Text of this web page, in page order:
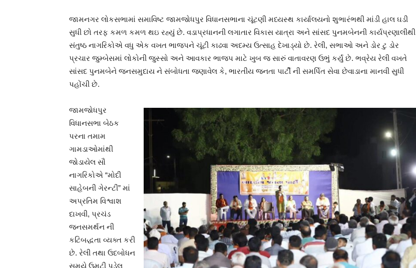
જામનગર લોકસભામાં સમાવિષ્ટ જામજોધપુર વિધાનસભાના ચૂંટણી મધ્યસ્થ કાર્યાલયનો શુભારંભથી માંડી હાલ ઘડી
સુધી છો તરફ કમળ કમળ થઇ રહ્યું છે. વડાપ્રધાનની લગાતાર વિકાસ યાત્રા અને સાંસદ પુનમબેનની કાર્યપ્રણાલીથી
સંતુષ્ઠ નાગરિકોએ વધુ એક વખત ભાજપને ચૂંટી કાઢવા અદમ્ય ઉત્સાહ દેખાડ્યો છે. રેલી, સભાઓ અને ડોર ટુ ડોર
પ્રચાર જુમ્બેસમાં લોકોની જુસ્સો અને આવકાર ભાજપ માટે ખુબ જ સારું વાતાવરણ ઉભું કર્યું છે. ભવ્રેય રેલી વખતે
સાંસદ પુનમબેને જનસમુદાય ને સંબોધતા જણાવેલ કે, ભારતીય જનતા પાર્ટી ની સમર્પિત સેવા છેવાડાના માનવી સુધી
પહોંચી છે.
જામજોધપુર
વિધાનસભા બેઠક
પરના તમામ
ગામડાઓમાંથી
જોડાયેલ સૌ
નાગરિકોએ “મોદી
સાહેબની ગેરન્ટી” માં
અપ્રતિમ વિશ્વાશ
દાખવી, પ્રચંડ
જનસમર્થન ની
કટિબદ્ધતા વ્યક્ત કરી
છે. રેલી તથા ઉદબોધન
સમયે ઉમટી પડેલ